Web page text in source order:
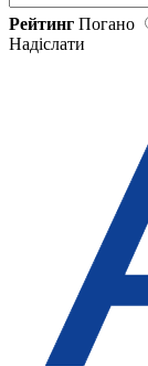
Рейтинг Погано
Надіслати